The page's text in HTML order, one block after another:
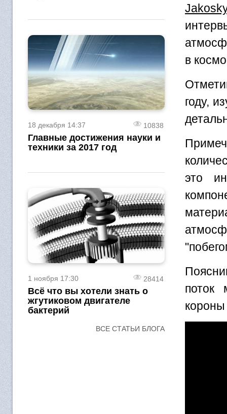
18 декабря 14:37 10838
Главные достижения науки и
техники за 2017 год
1 ноября 17:30 28414
Всё что вы хотели знать о
жгутиковом двигателе
бактерий
ВСЕ СТАТЬИ БЛОГА
в
году,
это
поток